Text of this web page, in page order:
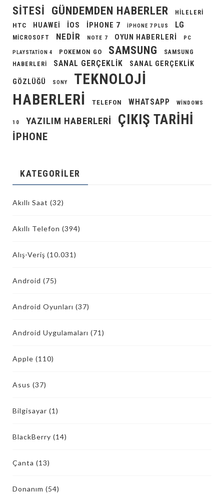
SITESI
GÜNDEMDEN HABERLER
HILELERI
HTC
HUAWEI IOS IPHONE 7 IPHONE 7 PLUS LG
MICROSOFT NEDIR NOTE 7 OYUN HABERLERI PC
PLAYSTATION 4 POKEMON GO SAMSUNG
SAMSUNG
HABERLERI
SANAL GERÇEKLIK SANAL GERÇEKLIK
GÖZLÜĞÜ SONY
TEKNOLOJI
HABERLERI
TELEFON WHATSAPP WINDOWS
10 YAZILIM HABERLERI ÇIKIŞ TARIHI
İPHONE
KATEGORILER
Akıllı Saat (32)
Akıllı Telefon (394)
Alış-Veriş (10.031)
Android (75)
Android Oyunları (37)
Android Uygulamaları (71)
Apple (110)
Asus (37)
Bilgisayar (1)
BlackBerry (14)
Çanta (13)
Donanım (54)